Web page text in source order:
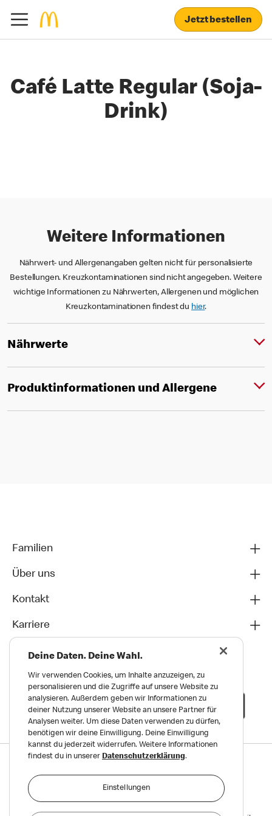
Jetzt bestellen
Café Latte Regular (Soja-
Drink)
Weitere Informationen
Nährwert- und Allergenangaben gelten nicht für personalisierte
Bestellungen. Kreuzkontaminationen sind nicht angegeben. Weitere
wichtige Informationen zu Nährwerten, Allergenen und möglichen
Kreuzkontaminationen findest du hier.
Nährwerte
Produktinformationen und Allergene
Familien
Über uns
Kontakt
Karriere
Datenschutz
Deine Daten. Deine Wahl.
Wir verwenden Cookies, um Inhalte anzuzeigen, zu
personalisieren und die Zugriffe auf unsere Website zu
analysieren. Außerdem geben wir Informationen zu
deiner Nutzung unserer Website an unsere Partner für
Analysen weiter. Um diese Daten verwenden zu dürfen,
benötigen wir deine Einwilligung. Deine Einwilligung
kannst du jederzeit widerrufen. Weitere Informationen
findest du in unserer Datenschutzerklärung.
Einstellungen